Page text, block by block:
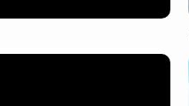
края — Яндекс Карты